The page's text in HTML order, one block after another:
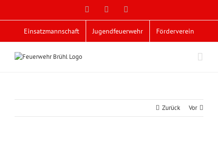
Facebook
Einsatzmannschaft Jugendfeuerwehr Förderverein
Zurück Vor